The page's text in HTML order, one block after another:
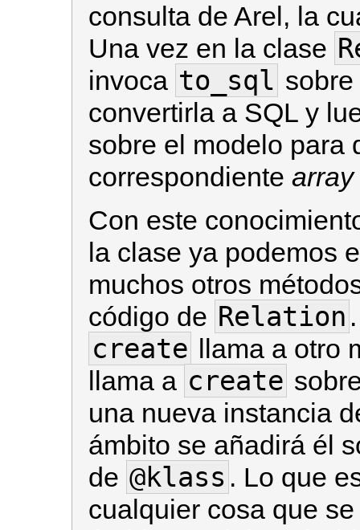
consulta de Arel, la
Una vez en la clase
invoca to_sql
convertirla a SQL y
sobre el modelo para
correspondiente array
Con este
la clase ya podemos
muchos otros
código de Relation
create llama a otro
llama a create
una nueva instancia
ámbito se añadirá él
de @klass . Lo que
cualquier cosa que